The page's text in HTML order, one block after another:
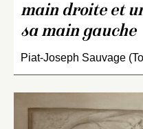
main droite et
sa main gauche
Piat-Joseph Sauvage